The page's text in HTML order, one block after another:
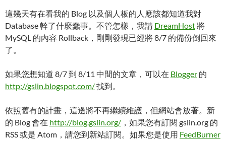
這幾天有在看我的 Blog 以及個人板的人應該都知道我對
Database 幹了什麼蠢事。不管怎樣，我請 DreamHost 將
MySQL 的內容 Rollback，剛剛發現已經將 8/7 的備份倒回來
了。
如果您想知道 8/7 到 8/11 中間的文章，可以在 Blogger 的
http://gslin.blogspot.com/找到。
依照舊有的計畫，這邊將不再繼續維護，但網站會放著。新
的 Blog 會在 http://blog.gslin.org/ ，如果您有訂閱 gslin.org 的
RSS 或是 Atom，請您到新站訂閱。如果您是使用 FeedBurner